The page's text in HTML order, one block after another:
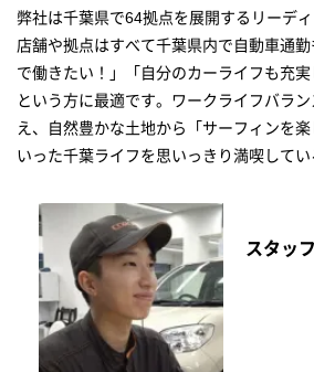
弊社は千葉県で64拠点を展開するリーディ
店舗や拠点はすべて千葉県内で自動車通
で働きたい！」「自分のカーライフも充実
という方に最適です。ワークライフバラ
え、自然豊かな土地から「サーフィンを
いった千葉ライフを思いっきり満喫してい
スタッ